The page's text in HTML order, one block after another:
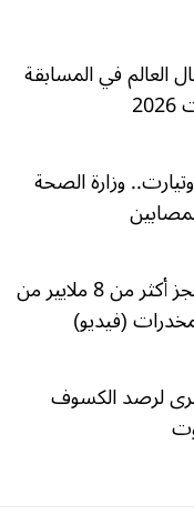
العالم في المسابقة
وزارة الصحة
أمن العاصمة يحجز أكثر من 8 ملايير من
(فيديو)
لرصد الكسوف